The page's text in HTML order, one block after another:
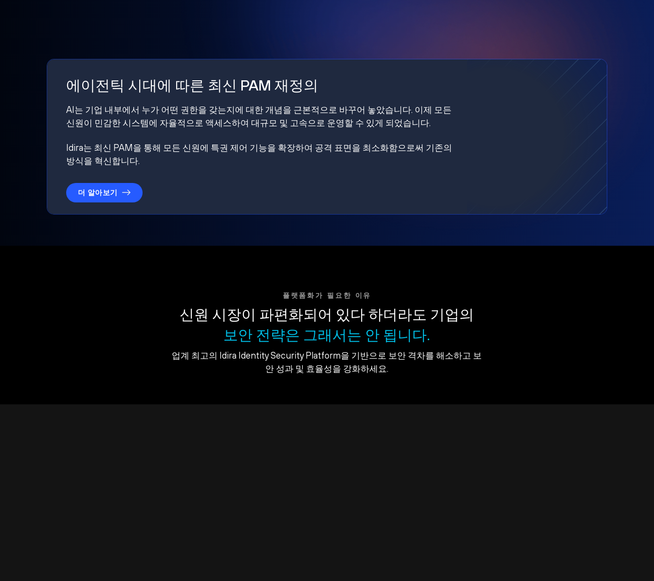
에이전틱 시대에 따른 최신 PAM 재정의
AI는 기업 내부에서 누가 어떤 권한을 갖는지에 대한 개념을 근본적으로 바꾸어 놓았습니다. 이제 모든
신원이 민감한 시스템에 자율적으로 액세스하여 대규모 및 고속으로 운영할 수 있게 되었습니다.
Idira는 최신 PAM을 통해 모든 신원에 특권 제어 기능을 확장하여 공격 표면을 최소화함으로써 기존의
방식을 혁신합니다.
더 알아보기
플랫폼화가 필요한 이유
신원 시장이 파편화되어 있다 하더라도 기업의
보안 전략은 그래서는 안 됩니다.
업계 최고의 Idira Identity Security Platform을 기반으로 보안 격차를 해소하고 보
안 성과 및 효율성을 강화하세요.